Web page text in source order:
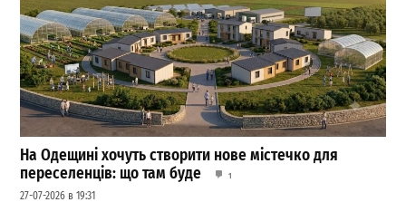
На Одещині хочуть створити нове містечко для
переселенців: що там буде
1
27-07-2026 в 19:31